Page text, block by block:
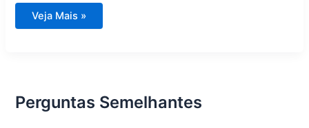
TCE/SC
lança
Educação
Veja Mais »
Perguntas Semelhantes